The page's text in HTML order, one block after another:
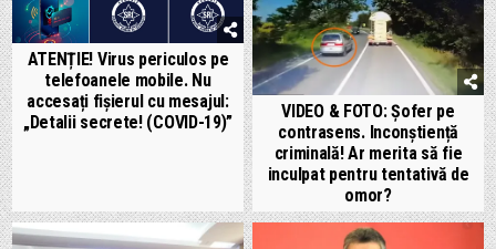
ATENȚIE! Virus periculos pe
telefoanele mobile. Nu
accesați fișierul cu mesajul:
„Detalii secrete! (COVID-19)”
VIDEO & FOTO: Șofer pe
contrasens. Inconștiență
criminală! Ar merita să fie
inculpat pentru tentativă de
omor?